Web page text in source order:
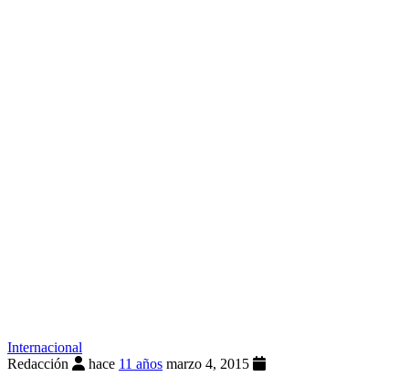
Internacional
Redacción
hace 11 años marzo 4, 2015